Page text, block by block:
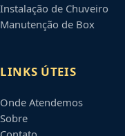
Instalação de Chuveiro
Manutenção de Box
LINKS ÚTEIS
Onde Atendemos
Sobre